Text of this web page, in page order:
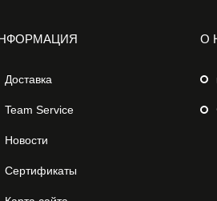
Доставка
Team Service
Новости
Сертификаты
О